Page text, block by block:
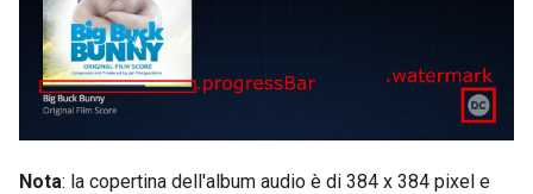
Nota: la copertina dell'album audio è di 384 x 384 pixel e